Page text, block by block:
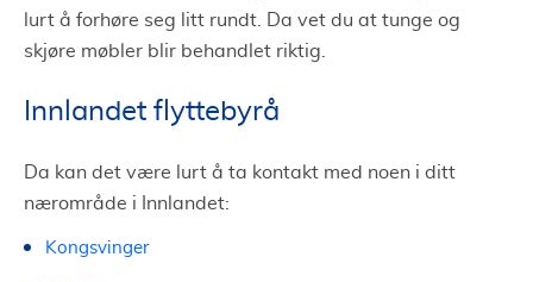
lurt å forhøre seg litt rundt. Da vet du at tunge og
skjøre møbler blir behandlet riktig.
Innlandet flyttebyrå
Da kan det være lurt å ta kontakt med noen i ditt
nærområde i Innlandet:
Kongsvinger